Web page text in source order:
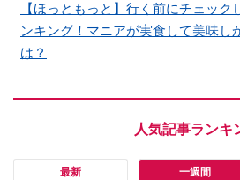
【ほっともっと】行く前にチェック
ンキング！マニアが実食して美味し
は？
最新 一週間